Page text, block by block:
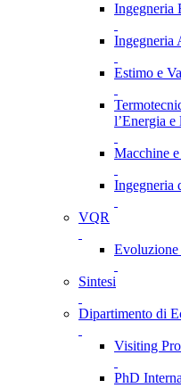
Ingegneria
Ingegneria
Estimo e
l’Energia e
Macchine
Ingegneria
VQR
Sintesi
Dipartimento di
Visiting
PhD